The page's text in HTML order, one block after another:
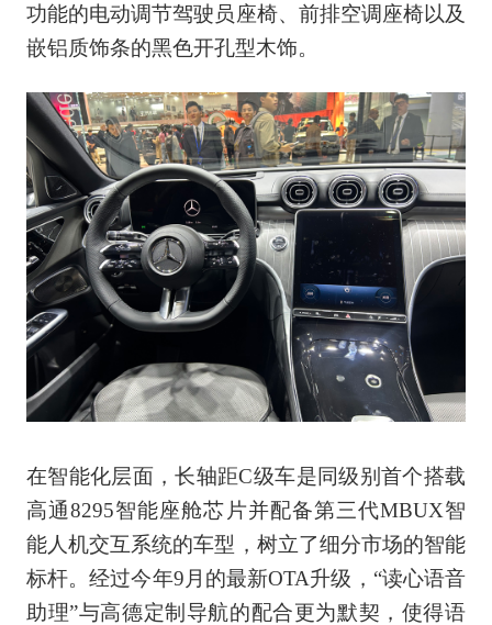
功能的电动调节驾驶员座椅、前排空调座椅以及
嵌铝质饰条的黑色开孔型木饰。
在智能化层面，长轴距C级车是同级别首个搭载
高通8295智能座舱芯片并配备第三代MBUX智
能人机交互系统的车型，树立了细分市场的智能
标杆。经过今年9月的最新OTA升级，“读心语音
助理”与高德定制导航的配合更为默契，使得语